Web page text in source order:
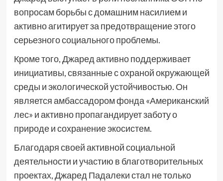
вопросам борьбы с домашним насилием и
активно агитирует за предотвращение этого
серьезного социального проблемы.
Кроме того, Джаред активно поддерживает
инициативы, связанные с охраной окружающей
среды и экологической устойчивостью. Он
является амбассадором фонда «Американский
лес» и активно пропагандирует заботу о
природе и сохранение экосистем.
Благодаря своей активной социальной
деятельности и участию в благотворительных
проектах, Джаред Падалеки стал не только